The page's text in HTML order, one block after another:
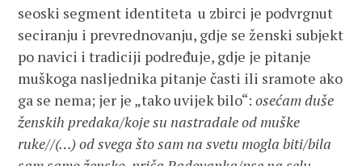
seoski segment identiteta u zbirci je podvrgnut
seciranju i prevrednovanju, gdje se ženski subjekt
po navici i tradiciji podređuje, gdje je pitanje
muškoga nasljednika pitanje časti ili sramote ako
ga se nema; jer je „tako uvijek bilo“:osećam duše
ženskih predaka/koje su nastradale od muške
ruke//(…) od svega što sam na svetu mogla biti/bila